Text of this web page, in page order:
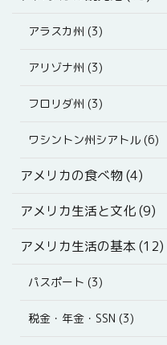
アラスカ州 (3)
アリゾナ州 (3)
フロリダ州 (3)
ワシントン州シアトル (6)
アメリカの食べ物 (4)
アメリカ生活と文化 (9)
アメリカ生活の基本 (12)
パスポート (3)
税金・年金・SSN (3)